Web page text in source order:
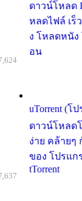
ดาวน์โหลด
หลดไฟล์ เร็
ง โหลดหนัง
อน
uTorrent (โ
ดาวน์โหลด
ง่าย คล้ายๆ
ของ โปรแก
tTorrent